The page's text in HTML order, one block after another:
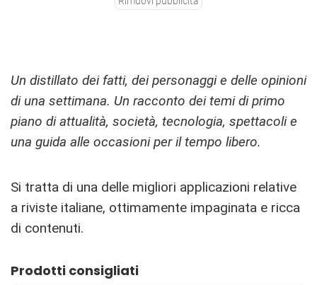
Un distillato dei fatti, dei personaggi e delle opinioni
di una settimana. Un racconto dei temi di primo
piano di attualità, società, tecnologia, spettacoli e
una guida alle occasioni per il tempo libero.
Si tratta di una delle migliori applicazioni relative
a riviste italiane, ottimamente impaginata e ricca
di contenuti.
Prodotti consigliati